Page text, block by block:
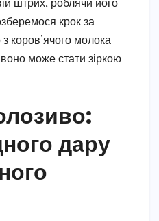
штрих, роблячи його
крок за
коров’ячого молока
може стати зіркою
дару